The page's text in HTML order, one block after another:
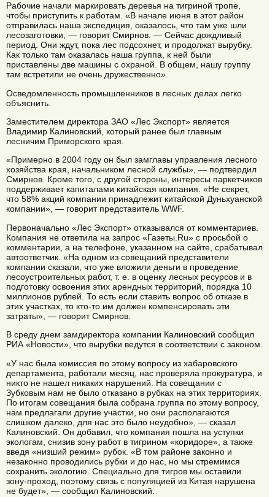
Рабочие начали маркировать деревья на тигриной тропе,
чтобы приступить к работам. «В начале июня в этот район
отправилась наша экспедиция, оказалось, что там уже шли
лесозаготовки, — говорит Смирнов. — Сейчас дождливый
период. Они ждут, пока лес подсохнет, и продолжат вырубку.
Как только там оказалась наша группа, к ней были
приставлены две машины с охраной. В общем, нашу группу
там встретили не очень дружественно».
Осведомленность промышленников в лесных делах легко
объяснить.
Заместителем директора ЗАО «Лес Экспорт» является
Владимир Калиновский, который ранее был главным
лесничим Приморского края.
«Примерно в 2004 году он был замглавы управления лесного
хозяйства края, начальником лесной службы», — подтвердил
Смирнов. Кроме того, с другой стороны, интересы паркетчиков
поддерживает капиталами китайская компания. «Не секрет,
что 58% акций компании принадлежит китайской Дуньхуанской
компании», — говорит представитель WWF.
Первоначально «Лес Экспорт» отказывался от комментариев.
Компания не ответила на запрос «Газеты.Ru» с просьбой о
комментарии, а на телефоне, указанном на сайте, срабатывал
автоответчик. «На одном из совещаний представители
компании сказали, что уже вложили деньги в проведение
лесоустроительных работ, т. е. в оценку лесных ресурсов и в
подготовку освоения этих арендных территорий, порядка 10
миллионов рублей. То есть если ставить вопрос об отказе в
этих участках, то кто-то им должен компенсировать эти
затраты», — говорит Смирнов.
В среду днем замдиректора компании Калиновский сообщил
РИА «Новости», что вырубки ведутся в соответствии с законом.
«У нас была комиссия по этому вопросу из хабаровского
департамента, работали месяц, нас проверяла прокуратура, и
никто не нашел никаких нарушений. На совещании с
Зубковым нам не было отказано в рубках на этих территориях.
По итогам совещания была собрана группа по этому вопросу,
нам предлагали другие участки, но они располагаются
слишком далеко, для нас это было неудобно», — сказал
Калиновский. Он добавил, что компания пошла на уступки
экологам, снизив зону работ в тигрином «коридоре», а также
введя «низший режим» рубок. «В том районе законно и
незаконно проводились рубки и до нас, но мы стремимся
сохранить экологию. Специально для тигров мы оставили
зону-проход, поэтому связь с популяцией из Китая нарушена
не будет», — сообщил Калиновский.